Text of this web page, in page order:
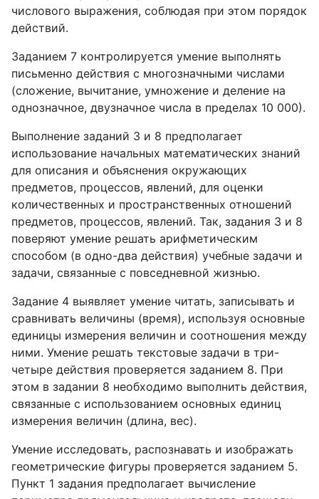
числового выражения, соблюдая при этом порядок
действий.
Заданием 7 контролируется умение выполнять
письменно действия с многозначными числами
(сложение, вычитание, умножение и деление на
однозначное, двузначное числа в пределах 10 000).
Выполнение заданий 3 и 8 предполагает
использование начальных математических знаний
для описания и объяснения окружающих
предметов, процессов, явлений, для оценки
количественных и пространственных отношений
предметов, процессов, явлений. Так, задания 3 и 8
поверяют умение решать арифметическим
способом (в одно-два действия) учебные задачи и
задачи, связанные с повседневной жизнью.
Задание 4 выявляет умение читать, записывать и
сравнивать величины (время), используя основные
единицы измерения величин и соотношения между
ними. Умение решать текстовые задачи в три-
четыре действия проверяется заданием 8. При
этом в задании 8 необходимо выполнить действия,
связанные с использованием основных единиц
измерения величин (длина, вес).
Умение исследовать, распознавать и изображать
геометрические фигуры проверяется заданием 5.
Пункт 1 задания предполагает вычисление